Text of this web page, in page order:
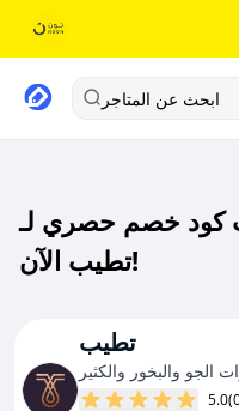
ابحث عن المتاجر
كود خصم حصري لـ
تطيب الآن!
تطيب
5.0